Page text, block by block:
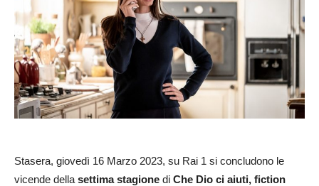
Stasera, giovedì 16 Marzo 2023, su Rai 1 si concludono le
vicende della settima stagione di Che Dio ci aiuti, fiction